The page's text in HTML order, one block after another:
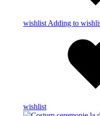
wishlist Adding to
wishlist